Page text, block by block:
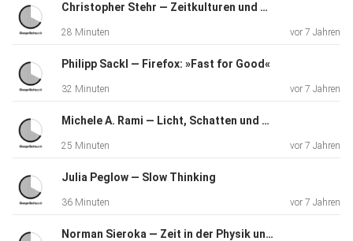
In dieser Folge angesprochene Themen:
01:44 — Aufgaben der Chrobnobiologie
02:28 — Vorstellungsrunde
04:20 — Unsere innere Uhr
07:13 — Chronodiät
08:33 — Folgen von Desynchronisierung
12:28 — Kulturelle Zeitgeber
16:45 — Licht in der Nacht
20:36 — Chronopharmakologie
Christopher Stehr — Zeitkulturen und Kulturen voller Zeit
28 Minuten vor 7 Jahren
Philipp Sackl — Firefox: »Fast for Good«
32 Minuten vor 7 Jahren
Michele A. Rami — Licht, Schatten und Zeit
25 Minuten vor 7 Jahren
Julia Peglow ― Slow Thinking
36 Minuten vor 7 Jahren
Norman Sieroka ― Zeit in der Physik und der Philosophie